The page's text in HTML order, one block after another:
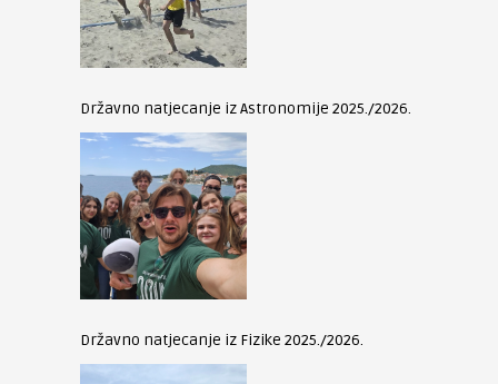
Državno natjecanje iz Astronomije 2025./2026.
Državno natjecanje iz Fizike 2025./2026.